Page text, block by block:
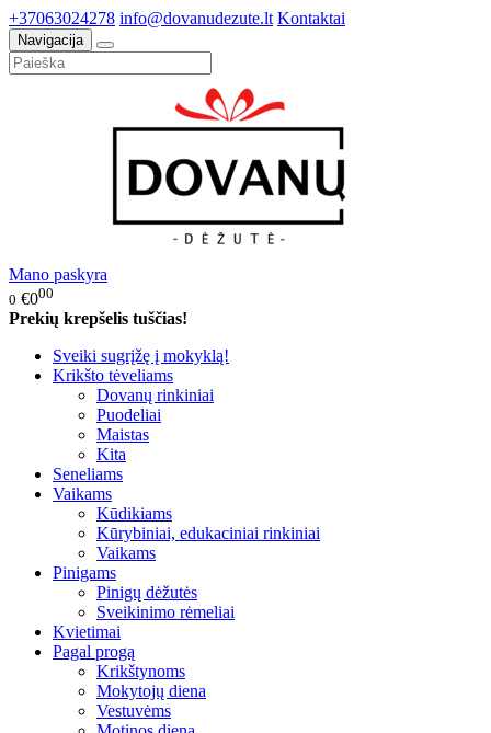
+37063024278 info@dovanudezute.lt Kontaktai
Navigacija
Mano paskyra
0 €000
Prekių krepšelis tuščias!
Sveiki sugrįžę į mokyklą!
Krikšto tėveliams
Dovanų rinkiniai
Puodeliai
Maistas
Kita
Seneliams
Vaikams
Kūdikiams
Kūrybiniai, edukaciniai rinkiniai
Vaikams
Pinigams
Pinigų dėžutės
Sveikinimo rėmeliai
Kvietimai
Pagal progą
Krikštynoms
Mokytojų diena
Vestuvėms